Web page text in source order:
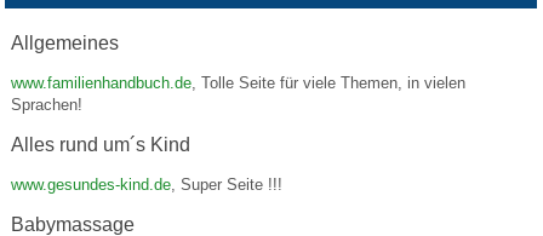
Allgemeines
www.familienhandbuch.de, Tolle Seite für viele Themen, in vielen
Sprachen!
Alles rund um´s Kind
www.gesundes-kind.de, Super Seite !!!
Babymassage